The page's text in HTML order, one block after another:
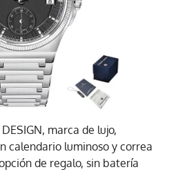
marca de lujo,
calendario luminoso y correa
de regalo, sin batería